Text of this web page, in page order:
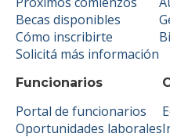
Becas disponibles
Cómo inscribirte
Solicitá más información
Funcionarios
Portal de funcionarios
Oportunidades laborales